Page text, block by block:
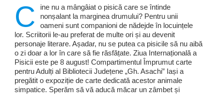
C
ine nu a mângâiat o pisică care se întinde
nonșalant la marginea drumului? Pentru unii
oameni sunt companioni de nădejde în locuințele
lor. Scriitorii le-au preferat de multe ori și au devenit
personaje literare. Așadar, nu se putea ca pisicile să nu aibă
o zi doar a lor în care să fie răsfățate. Ziua Internațională a
Pisicii este pe 8 august! Compartimentul Împrumut carte
pentru Adulți al Bibliotecii Județene „Gh. Asachi” Iași a
pregătit o expoziție de carte dedicată acestor animale
simpatice. Sperăm să vă aducă măcar un zâmbet și